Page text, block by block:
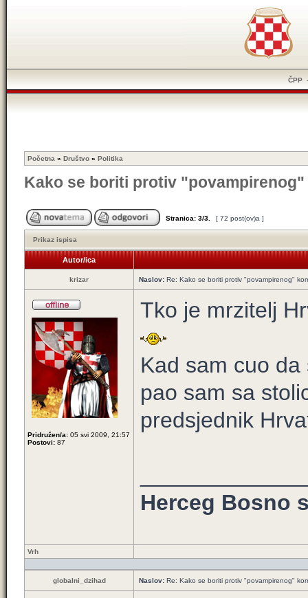
ČPP
Početna » Društvo » Politika
Kako se boriti protiv "povampirenog"
Stranica: 3/3 [ 72 post(ov)a ]
Prikaz ispisa
Autor/ica
krizar Naslov: Re: Kako se boriti protiv "povampirenog"
Pridružen/a: 05 svi 2009, 21:57
Postovi: 87
Tko je mrzitelj
Kad sam cuo
pao sam sa
predsjednik
Herceg Bosno
Vrh
globalni_dzihad Naslov: Re: Kako se boriti protiv "povampirenog"